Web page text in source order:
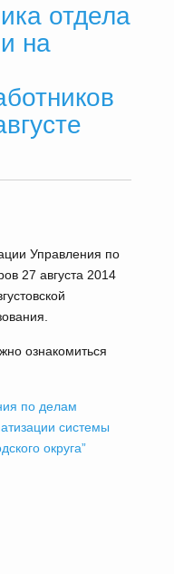
отдела
на
Управления по
27 августа 2014
ознакомиться
по делам
системы
округа”